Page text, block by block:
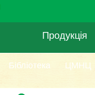
Продукція
Бібліотека ЦМНЦ